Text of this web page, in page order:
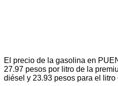
El precio de la gasolina en
27.97 pesos por litro de la
diésel y 23.93 pesos para el litro